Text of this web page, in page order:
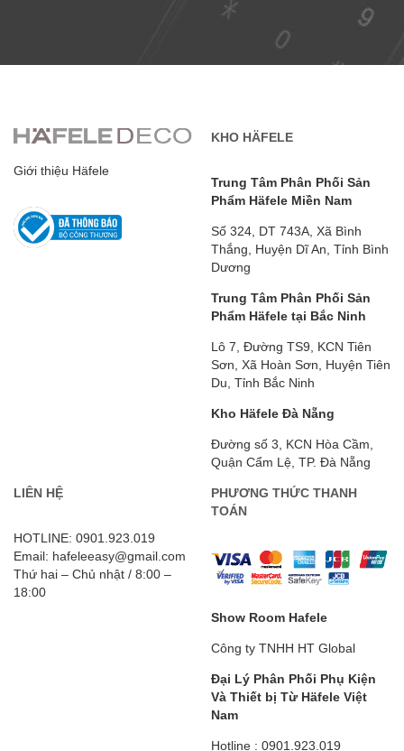
Giới thiệu Häfele
KHO HÄFELE
Trung Tâm Phân Phối Sản
Phẩm Häfele Miền Nam
Số 324, DT 743A, Xã Bình
Thắng, Huyện Dĩ An, Tỉnh Bình
Dương
Trung Tâm Phân Phối Sản
Phẩm Häfele tại Bắc Ninh
Lô 7, Đường TS9, KCN Tiên
Sơn, Xã Hoàn Sơn, Huyện Tiên
Du, Tỉnh Bắc Ninh
Kho Häfele Đà Nẵng
Đường số 3, KCN Hòa Cầm,
Quận Cẩm Lệ, TP. Đà Nẵng
LIÊN HỆ
HOTLINE: 0901.923.019
Email: hafeleeasy@gmail.com
Thứ hai – Chủ nhật / 8:00 –
18:00
PHƯƠNG THỨC THANH
TOÁN
Show Room Hafele
Công ty TNHH HT Global
Đại Lý Phân Phối Phụ Kiện
Và Thiết bị Từ Häfele Việt
Nam
Hotline : 0901.923.019